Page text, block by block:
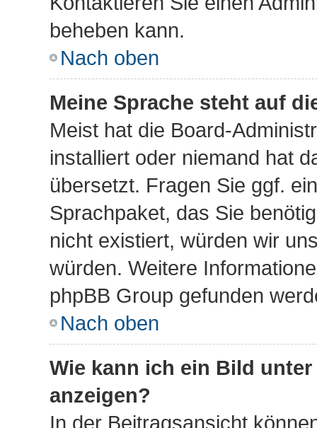
beheben kann.
Nach oben
Meine Sprache steht auf
Meist hat die Board-
installiert oder niemand hat
übersetzt. Fragen Sie ggf.
Sprachpaket, das Sie
nicht existiert, würden wir
würden. Weitere
phpBB Group gefunden
Nach oben
Wie kann ich ein Bild
anzeigen?
In der Beitragsansicht